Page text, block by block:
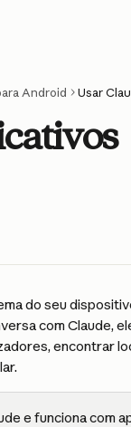
Android Usar
do seu
com Claude,
encontrar
e funciona com